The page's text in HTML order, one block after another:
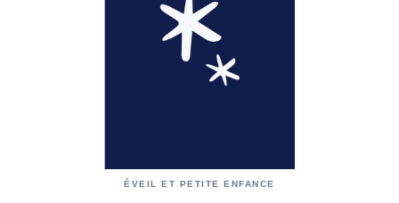
ÉVEIL ET PETITE ENFANCE